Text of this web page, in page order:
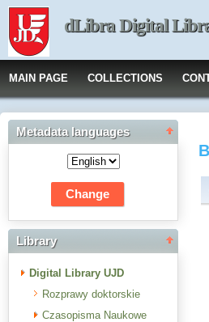
dLibra Digital
MAIN PAGE COLLECTIONS
Metadata languages
Library
Digital Library UJD
Rozprawy doktorskie
Czasopisma Naukowe